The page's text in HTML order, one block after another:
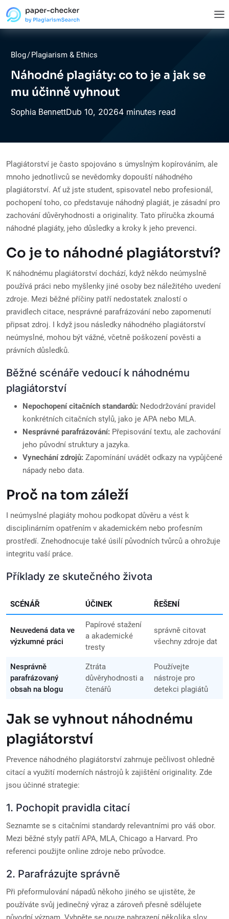
Blog/Plagiarism & Ethics
Náhodné plagiáty: co to je a jak se
mu účinně vyhnout
Sophia BennettDub 10, 20264 minutes read
Plagiátorství je často spojováno s úmyslným kopírováním, ale
mnoho jednotlivců se nevědomky dopouští náhodného
plagiátorství. Ať už jste student, spisovatel nebo profesionál,
pochopení toho, co představuje náhodný plagiát, je zásadní pro
zachování důvěryhodnosti a originality. Tato příručka zkoumá
náhodné plagiáty, jeho důsledky a kroky k jeho prevenci.
Co je to náhodné plagiátorství?
K náhodnému plagiátorství dochází, když někdo neúmyslně
používá práci nebo myšlenky jiné osoby bez náležitého uvedení
zdroje. Mezi běžné příčiny patří nedostatek znalostí o
pravidlech citace, nesprávné parafrázování nebo zapomenutí
připsat zdroj. I když jsou následky náhodného plagiátorství
neúmyslné, mohou být vážné, včetně poškození pověsti a
právních důsledků.
Běžné scénáře vedoucí k náhodnému
plagiátorství
Nepochopení citačních standardů: Nedodržování pravidel
konkrétních citačních stylů, jako je APA nebo MLA.
Nesprávné parafrázování: Přepisování textu, ale zachování
jeho původní struktury a jazyka.
Vynechání zdrojů: Zapomínání uvádět odkazy na vypůjčené
nápady nebo data.
Proč na tom záleží
I neúmyslné plagiáty mohou podkopat důvěru a vést k
disciplinárním opatřením v akademickém nebo profesním
prostředí. Znehodnocuje také úsilí původních tvůrců a ohrožuje
integritu vaší práce.
Příklady ze skutečného života
SCÉNÁŘ ÚČINEK ŘEŠENÍ
Neuvedená data ve
výzkumné práci
Papírové stažení
a akademické
tresty
správně citovat
všechny zdroje dat
Nesprávně
parafrázovaný
obsah na blogu
Ztráta
důvěryhodnosti a
čtenářů
Používejte
nástroje pro
detekci plagiátů
Jak se vyhnout náhodnému
plagiátorství
Prevence náhodného plagiátorství zahrnuje pečlivost ohledně
citací a využití moderních nástrojů k zajištění originality. Zde
jsou účinné strategie:
1. Pochopit pravidla citací
Seznamte se s citačními standardy relevantními pro váš obor.
Mezi běžné styly patří APA, MLA, Chicago a Harvard. Pro
referenci použijte online zdroje nebo průvodce.
2. Parafrázujte správně
Při přeformulování nápadů někoho jiného se ujistěte, že
používáte svůj jedinečný výraz a zároveň přesně sdělujete